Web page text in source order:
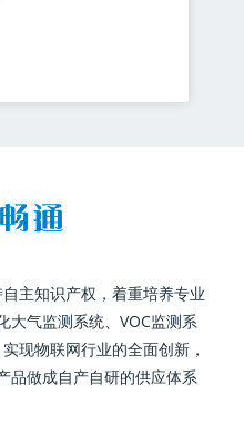
主知识产权，着重培养专业
大气监测系统、VOC监测系
现物联网行业的全面创新，
品做成自产自研的供应体系